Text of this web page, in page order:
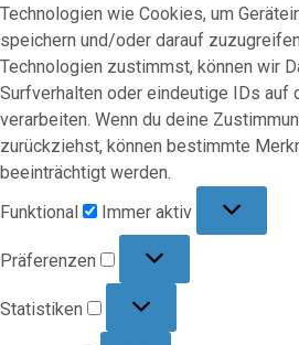
Technologien wie Cookies, um
speichern und/oder darauf
Technologien zustimmst, können wir
Surfverhalten oder eindeutige IDs auf
verarbeiten. Wenn du deine
zurückziehst, können bestimmte
beeinträchtigt werden.
Funktional
Immer aktiv
Präferenzen
Statistiken